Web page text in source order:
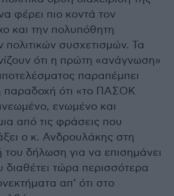
φέρει πιο κοντά τον
και την πολυπόθητη
συσχετισμών. Τα
ότι η πρώτη «ανάγνωση»
παραπέμπει
παραδοχή ότι «το ΠΑΣΟΚ
ενωμένο και
από τις φράσεις που
ο κ. Ανδρουλάκης στη
του δήλωση για να επισημάνει
διαθέτει τώρα περισσότερα
απ’ ότι στο